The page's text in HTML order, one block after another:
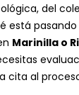
del
está
Marinilla o
cita al